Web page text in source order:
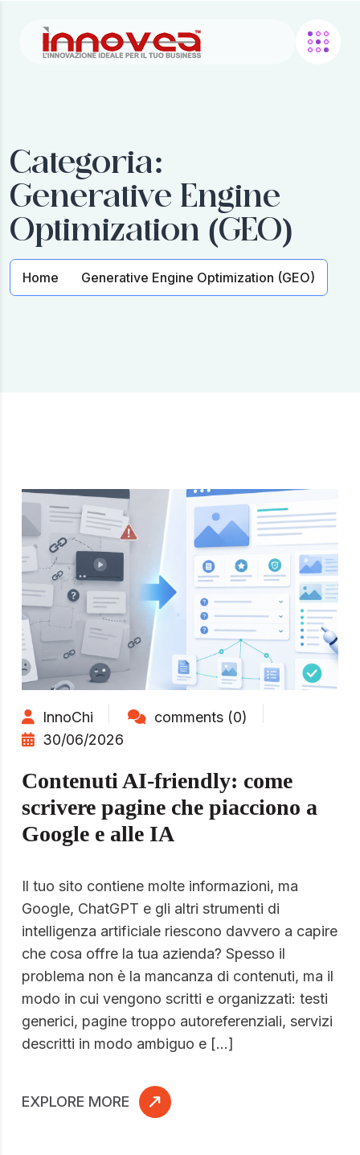
Categoria:
Generative Engine
Optimization (GEO)
Home Generative Engine Optimization (GEO)
InnoChi
comments (0)
30/06/2026
Contenuti AI-friendly: come
scrivere pagine che piacciono a
Google e alle IA
Il tuo sito contiene molte informazioni, ma
Google, ChatGPT e gli altri strumenti di
intelligenza artificiale riescono davvero a capire
che cosa offre la tua azienda? Spesso il
problema non è la mancanza di contenuti, ma il
modo in cui vengono scritti e organizzati: testi
generici, pagine troppo autoreferenziali, servizi
descritti in modo ambiguo e […]
EXPLORE MORE